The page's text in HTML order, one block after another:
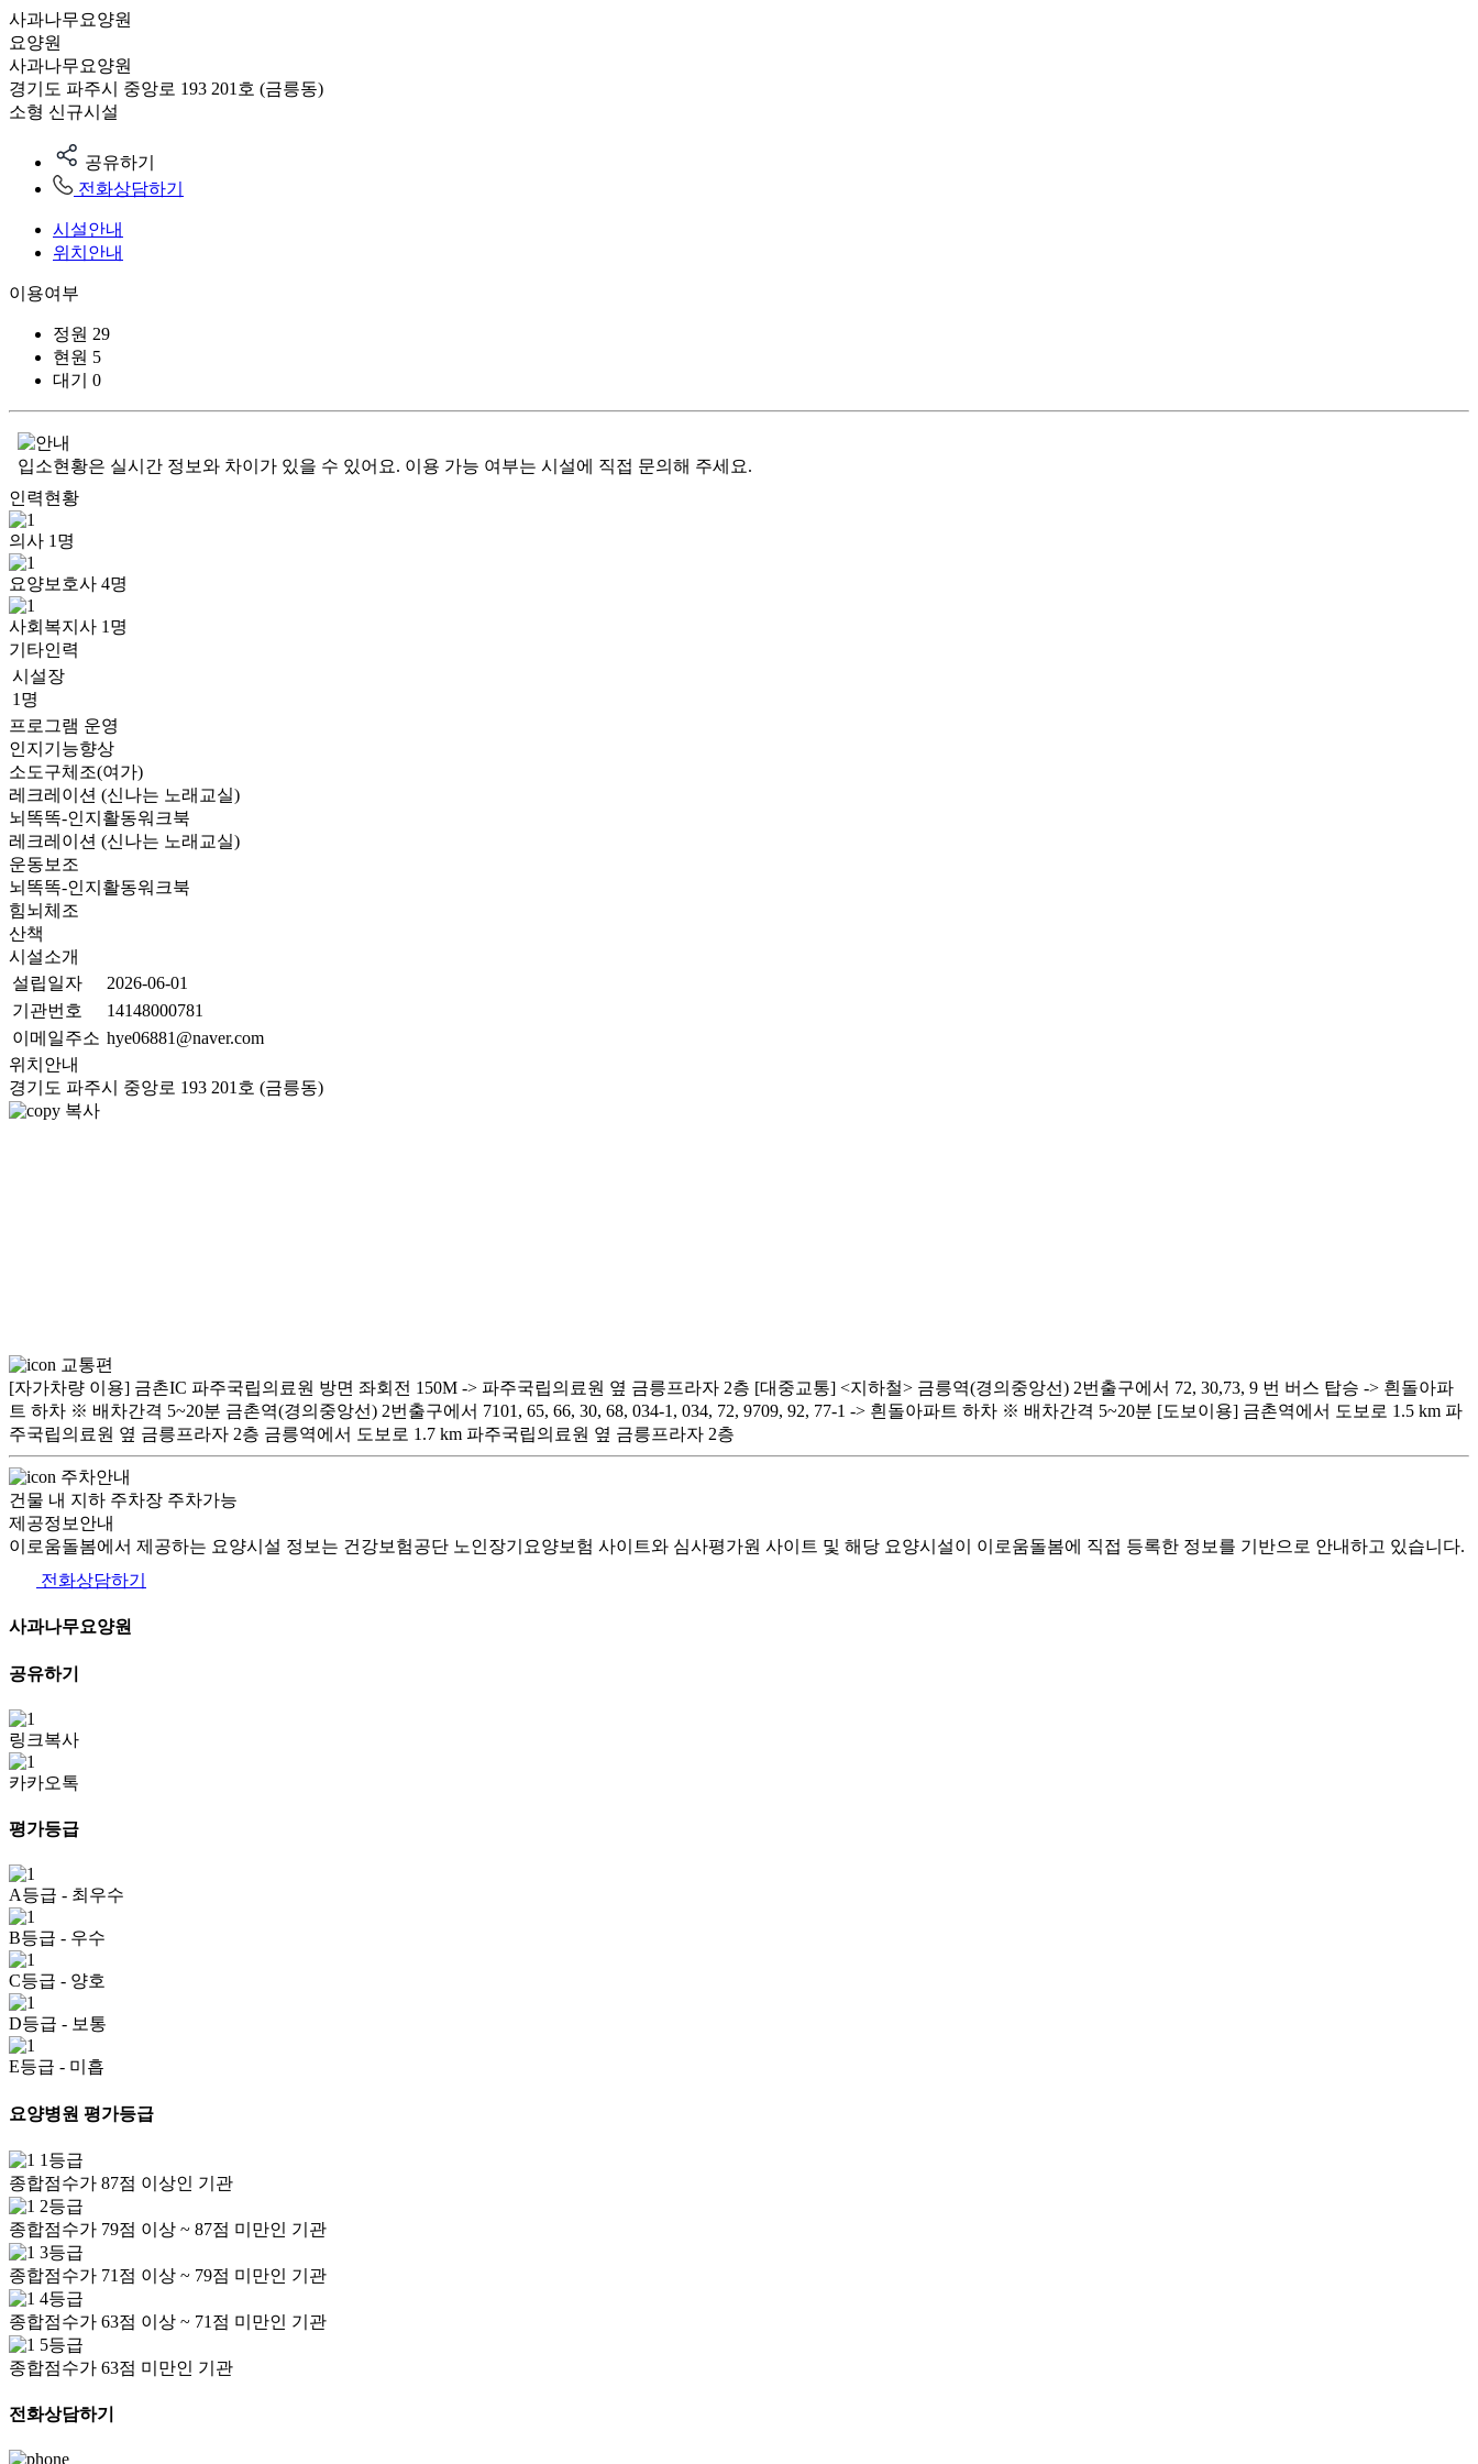
사과나무요양원
요양원
사과나무요양원
경기도 파주시 중앙로 193 201호 (금릉동)
소형 신규시설
공유하기
전화상담하기
시설안내
위치안내
이용여부
정원 29
현원 5
대기
0
입소현황은 실시간 정보와 차이가 있을 수 있어요. 이용 가능 여부는 시설에 직접 문의해 주세요.
인력현황
의사 1 명
요양보호사 4명
사회복지사 1 명
기타인력
시설장
1명
프로그램 운영
인지기능향상
소도구체조(여가)
레크레이션 (신나는 노래교실)
뇌똑똑-인지활동워크북
레크레이션 (신나는 노래교실)
운동보조
뇌똑똑-인지활동워크북
힘뇌체조
산책
시설소개
설립일자
2026-06-01
기관번호
14148000781
이메일주소 hye06881@naver.com
위치안내
경기도 파주시 중앙로 193 201호 (금릉동)
복사
교통편
[자가차량 이용] 금촌IC 파주국립의료원 방면 좌회전 150M -> 파주국립의료원 옆 금릉프라자 2층 [대중교통] <지하철> 금릉역(경의중앙선) 2번출구에서 72, 30,73, 9 번 버스 탑승 -> 흰돌아파
트 하차 ※ 배차간격 5~20분 금촌역(경의중앙선) 2번출구에서 7101, 65, 66, 30, 68, 034-1, 034, 72, 9709, 92, 77-1 -> 흰돌아파트 하차 ※ 배차간격 5~20분 [도보이용] 금촌역에서 도보로 1.5 km 파
주국립의료원 옆 금릉프라자 2층 금릉역에서 도보로 1.7 km 파주국립의료원 옆 금릉프라자 2층
주차안내
건물 내 지하 주차장 주차가능
제공정보안내
이로움돌봄에서 제공하는 요양시설 정보는 건강보험공단 노인장기요양보험 사이트와 심사평가원 사이트 및 해당 요양시설이 이로움돌봄에 직접 등록한 정보를 기반으로 안내하고 있습니다.
전화상담하기
사과나무요양원
공유하기
링크복사
카카오톡
평가등급
A등급 - 최우수
B등급 - 우수
C등급 - 양호
D등급 - 보통
E등급 - 미흡
요양병원 평가등급
1등급
종합점수가 87점 이상인 기관
2등급
종합점수가 79점 이상 ~ 87점 미만인 기관
3등급
종합점수가 71점 이상 ~ 79점 미만인 기관
4등급
종합점수가 63점 이상 ~ 71점 미만인 기관
5등급
종합점수가 63점 미만인 기관
전화상담하기